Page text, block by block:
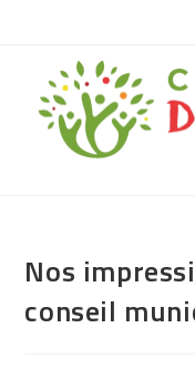
Nos
conseil